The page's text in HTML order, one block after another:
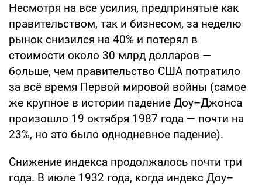
Несмотря на все усилия, предпринятые как
правительством, так и бизнесом, за неделю
рынок снизился на 40% и потерял в
стоимости около 30 млрд долларов —
больше, чем правительство США потратило
за всё время Первой мировой войны (самое
же крупное в истории падение Доу–Джонса
произошло 19 октября 1987 года — почти на
23%, но это было однодневное падение).
Снижение индекса продолжалось почти три
года. В июле 1932 года, когда индекс Доу–